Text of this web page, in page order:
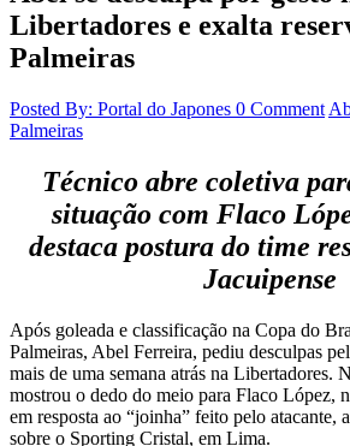
Libertadores e exalta
Palmeiras
Posted By: Portal do Japones 0 Comment
Palmeiras
Técnico abre coletiva
situação com Flaco
destaca postura do time
Jacuipense
Após goleada e classificação na Copa do
Palmeiras, Abel Ferreira, pediu desculpas
mais de uma semana atrás na Libertadores.
mostrou o dedo do meio para Flaco López,
em resposta ao “joinha” feito pelo atacante,
sobre o Sporting Cristal, em Lima.